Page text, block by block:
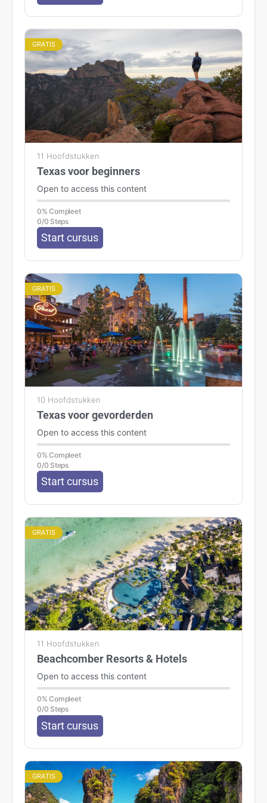
GRATIS
11 Hoofdstukken
Texas voor beginners
Open to access this content
0% Compleet
0/0 Steps
Start cursus
GRATIS
10 Hoofdstukken
Texas voor gevorderden
Open to access this content
0% Compleet
0/0 Steps
Start cursus
GRATIS
11 Hoofdstukken
Beachcomber Resorts & Hotels
Open to access this content
0% Compleet
0/0 Steps
Start cursus
GRATIS